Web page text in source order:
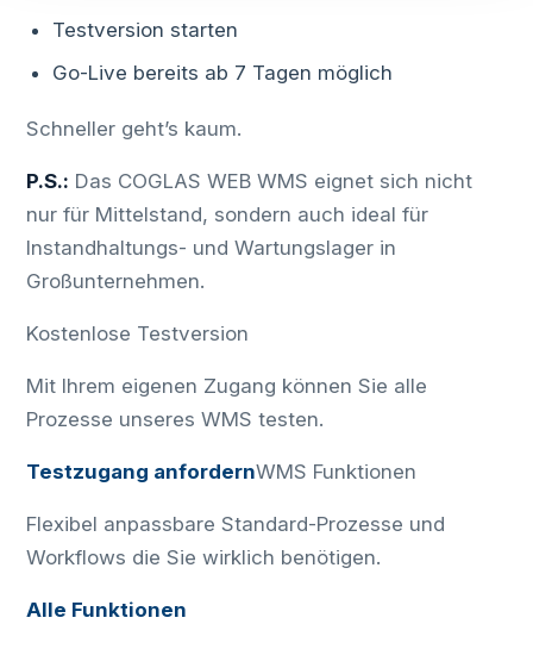
Testversion starten
Go-Live bereits ab 7 Tagen möglich
Schneller geht’s kaum.
P.S.: Das COGLAS WEB WMS eignet sich nicht
nur für Mittelstand, sondern auch ideal für
Instandhaltungs- und Wartungslager in
Großunternehmen.
Kostenlose Testversion
Mit Ihrem eigenen Zugang können Sie alle
Prozesse unseres WMS testen.
Testzugang anfordernWMS Funktionen
Flexibel anpassbare Standard-Prozesse und
Workflows die Sie wirklich benötigen.
Alle Funktionen